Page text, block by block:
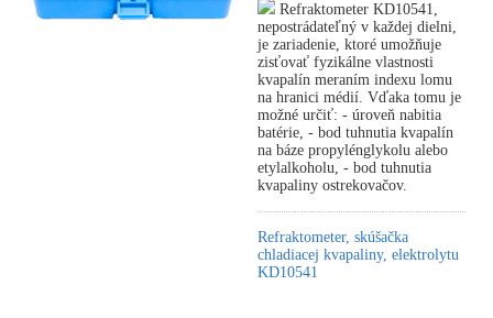
Refraktometer KD10541,
nepostrádateľný v každej dielni,
je zariadenie, ktoré umožňuje
zisťovať fyzikálne vlastnosti
kvapalín meraním indexu lomu
na hranici médií. Vďaka tomu je
možné určiť: - úroveň nabitia
batérie, - bod tuhnutia kvapalín
na báze propylénglykolu alebo
etylalkoholu, - bod tuhnutia
kvapaliny ostrekovačov.
Refraktometer, skúšačka
chladiacej kvapaliny, elektrolytu
KD10541